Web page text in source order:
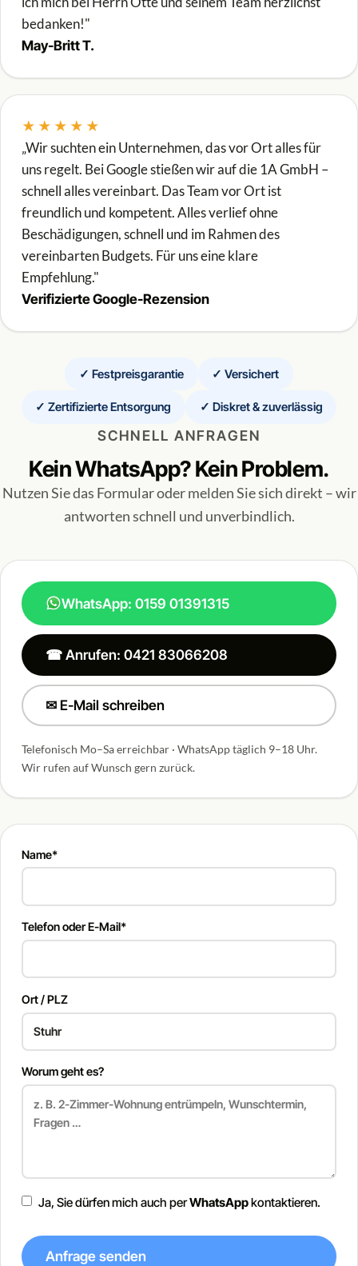
bedanken!"
May-Britt T.
★★★★★
„Wir suchten ein Unternehmen, das vor Ort alles für
uns regelt. Bei Google stießen wir auf die 1A GmbH –
schnell alles vereinbart. Das Team vor Ort ist
freundlich und kompetent. Alles verlief ohne
Beschädigungen, schnell und im Rahmen des
vereinbarten Budgets. Für uns eine klare
Empfehlung."
Verifizierte Google-Rezension
✓ Festpreisgarantie ✓ Versichert
✓ Zertifizierte Entsorgung ✓ Diskret & zuverlässig
SCHNELL ANFRAGEN
Kein WhatsApp? Kein Problem.
Nutzen Sie das Formular oder melden Sie sich direkt – wir
antworten schnell und unverbindlich.
WhatsApp: 0159 01391315
☎ Anrufen: 0421 83066208
✉ E-Mail schreiben
Telefonisch Mo–Sa erreichbar · WhatsApp täglich 9–18 Uhr.
Wir rufen auf Wunsch gern zurück.
Name*
Telefon oder E-Mail*
Ort / PLZ
Worum geht es?
Ja, Sie dürfen mich auch perWhatsAppkontaktieren.
Anfrage senden